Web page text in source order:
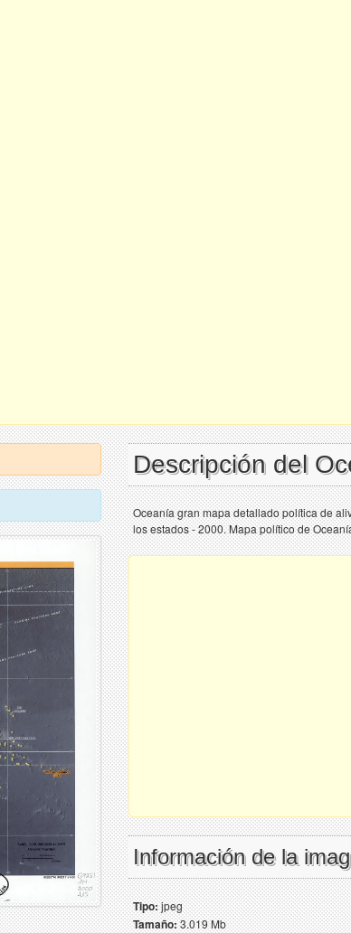
Descripción del
Oceanía gran mapa detallado política de
los estados - 2000. Mapa político de
Información de la
Tipo:jpeg
Tamaño:3.019 Mb